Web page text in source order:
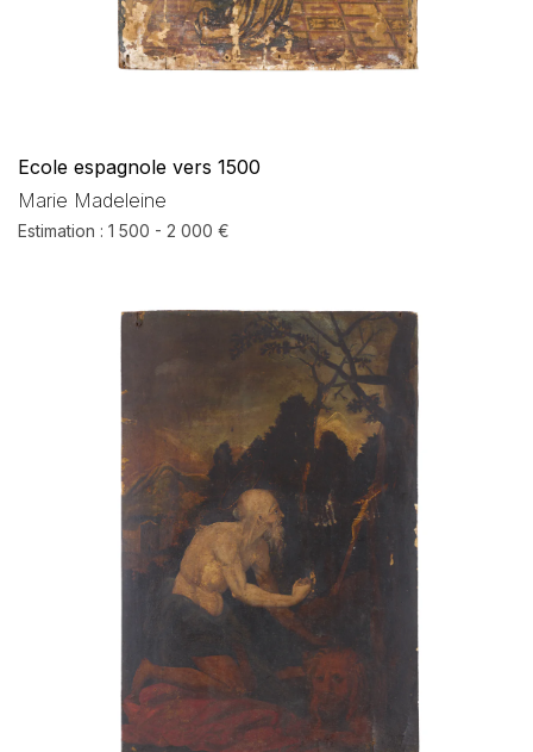
Ecole espagnole vers 1500
Marie Madeleine
Estimation : 1 500 - 2 000 €